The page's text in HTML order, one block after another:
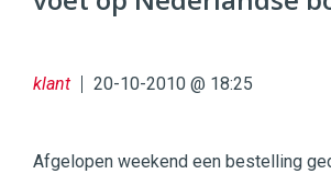
9654
klant 20-10-2010 @ 18:25
Afgelopen weekend een bestelling